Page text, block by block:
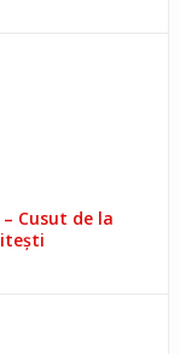
Cusut de la